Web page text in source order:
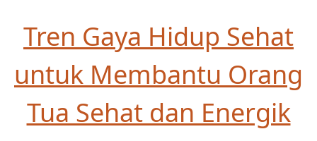
Tren Gaya Hidup Sehat
untuk Membantu Orang
Tua Sehat dan Energik